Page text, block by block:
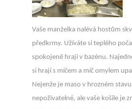
Vaše manželka nalévá hostům
předkrmy. Užíváte si teplého
spokojeně hrají v bazénu.
si hrají s míčem a míč omylem
Nejenže je maso v hrozném
nepoživatelné, ale vaše košile je